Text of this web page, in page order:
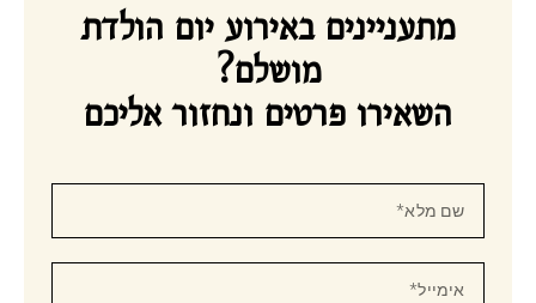
מתעניינים באירוע יום הולדת
מושלם?
השאירו פרטים ונחזור אליכם